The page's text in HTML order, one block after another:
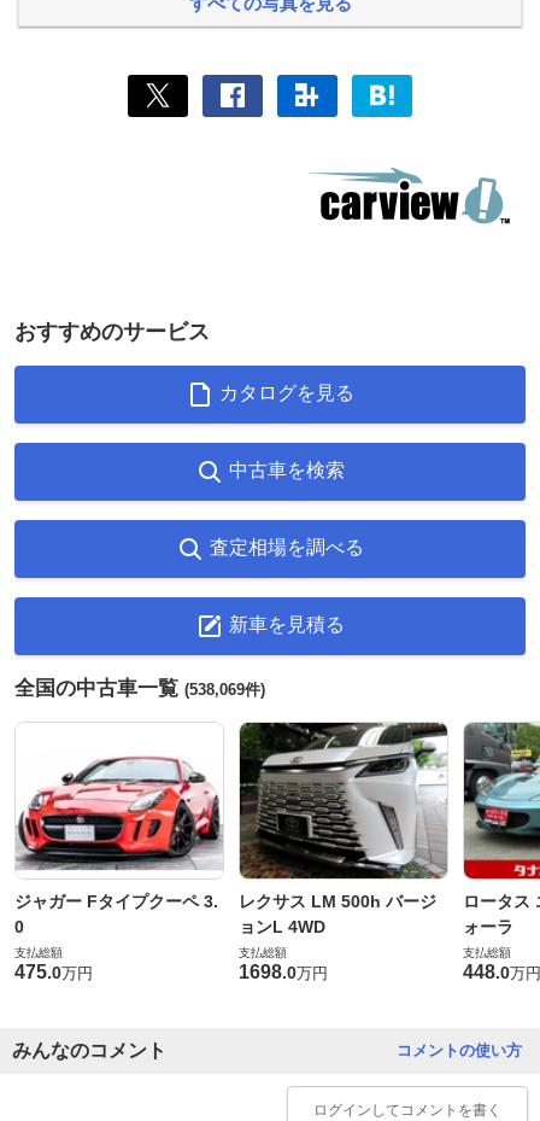
おすすめのサービス
カタログを見る
中古車を検索
査定相場を調べる
新車を見積る
全国の中古車一覧 (538,069件)
ジャガー Fタイプクーペ 3.
0
支払総額
475.0万円
レクサス LM 500h バージ
ョンL 4WD
支払総額
1698.0万円
ロータス
ォーラ
支払総額
448.0万円
コメントの使い方
みんなのコメント
ログイン してコメントを書く